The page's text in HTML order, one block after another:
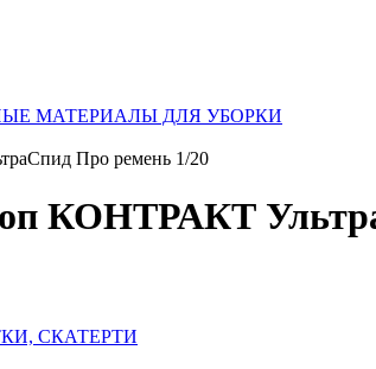
МАТЕРИАЛЫ ДЛЯ УБОРКИ
Про ремень 1/20
КОНТРАКТ
СКАТЕРТИ